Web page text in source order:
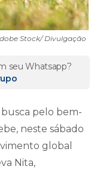
Stock/ Divulgação
seu Whatsapp?
pelo bem-
neste sábado
global
Nita,